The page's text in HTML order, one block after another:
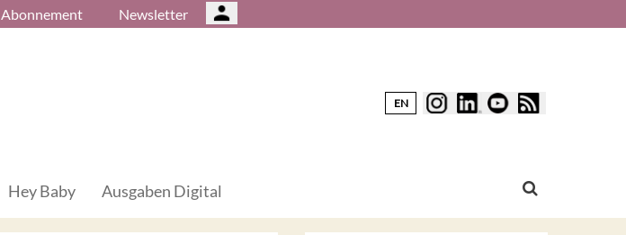
Abonnement Newsletter
EN
Hey Baby Ausgaben Digital